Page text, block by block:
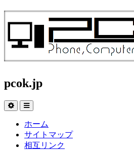
pcok.jp
ホーム
サイトマップ
相互リンク